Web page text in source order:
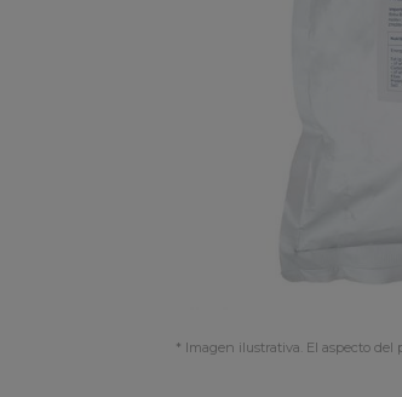
* Imagen ilustrativa. El aspecto del